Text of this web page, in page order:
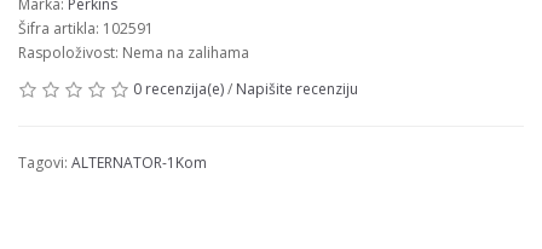
Marka: Perkins
Šifra artikla: 102591
Raspoloživost: Nema na zalihama
0 recenzija(e)/ Napišite recenziju
Tagovi: ALTERNATOR-1Kom